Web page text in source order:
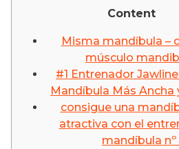
Content
Misma mandíbula –
músculo
#1 Entrenador
Mandíbula Más Ancha
consigue una
atractiva con el
mandíbula nº